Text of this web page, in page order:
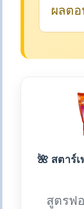
ผลต
🌺 สตาร์เ
สูตรฟ